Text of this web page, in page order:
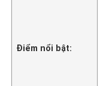
Điểm nổi bật: